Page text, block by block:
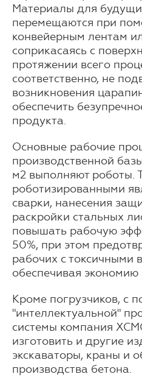
Материалы для
перемещаются при
конвейерным лентам
соприкасаясь с
протяжении всего
соответственно, не
возникновения
обеспечить
продукта.
Основные рабочие
производственной
м2 выполняют роботы.
роботизированными
сварки, нанесения
раскройки стальных
повышать рабочую
50%, при этом
рабочих с токсичными
обеспечивая экономию
Кроме погрузчиков, с
"интеллектуальной"
системы компания
изготовить и другие
экскаваторы, краны и
производства бетона.